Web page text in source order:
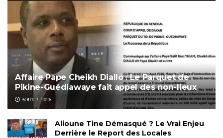
Affaire Pape Cheikh Diallo : Le Parquet de
Pikine-Guédiawaye fait appel des non-lieux
AOÛT 7, 2026
Alioune Tine Démasqué ? Le Vrai Enjeu
Derrière le Report des Locales